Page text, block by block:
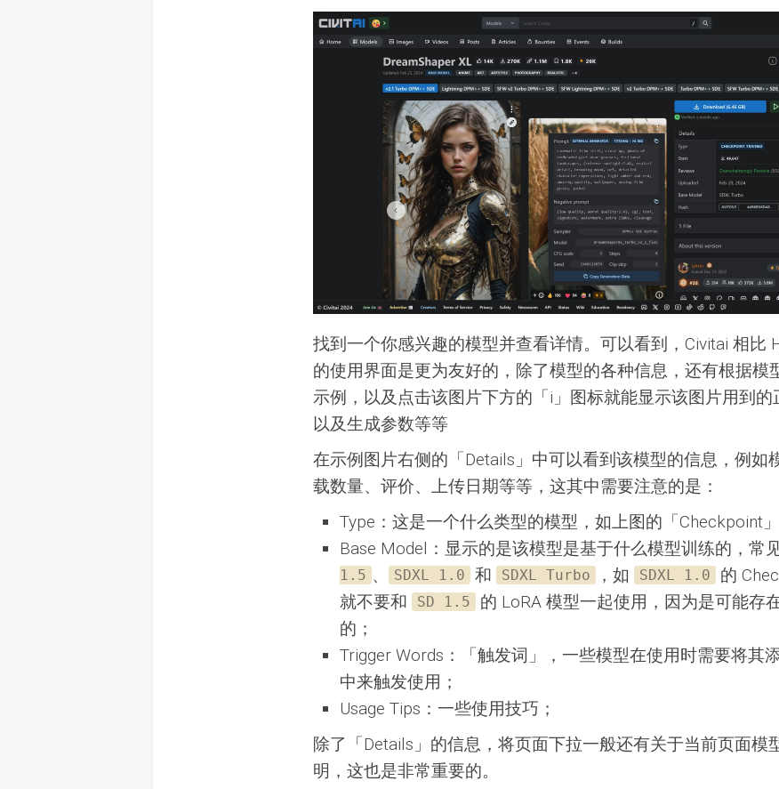
找到一个你感兴趣的模型并查看详情。可以看到，Civitai 相比
的使用界面是更为友好的，除了模型的各种信息，还有根据模
示例，以及点击该图片下方的「i」图标就能显示该图片用到的
以及生成参数等等
在示例图片右侧的「Details」中可以看到该模型的信息，例如
载数量、评价、上传日期等等，这其中需要注意的是：
Type：这是一个什么类型的模型，如上图的「Checkpoint」
Base Model：显示的是该模型是基于什么模型训练的，常
1.5 、 SDXL 1.0 和 SDXL Turbo ，如 SDXL 1.0
的
就不要和
SD 1.5
的 LoRA 模型一起使用，因为是可能存
的；
Trigger Words：「触发词」，一些模型在使用时需要将其
中来触发使用；
Usage Tips：一些使用技巧；
除了「Details」的信息，将页面下拉一般还有关于当前页面模
明，这也是非常重要的。